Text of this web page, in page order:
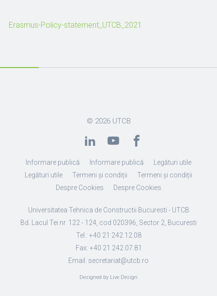
Erasmus-Policy-statement_UTCB_2021
© 2026 UTCB
Informare publică Informare publică
Legături utile
Legături utile
Termeni și condiții
Termeni și condiții
Despre Cookies
Despre Cookies
Universitatea Tehnica de Constructii Bucuresti - UTCB
Bd. Lacul Tei nr. 122 - 124, cod 020396, Sector 2, Bucuresti
Tel.: +40 21 242.12.08
Fax: +40 21 242.07.81
Email: secretariat@utcb.ro
Designed by Live Design